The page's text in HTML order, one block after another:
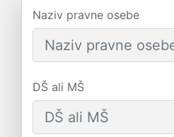
Naziv pravne osebe
DŠ ali MŠ